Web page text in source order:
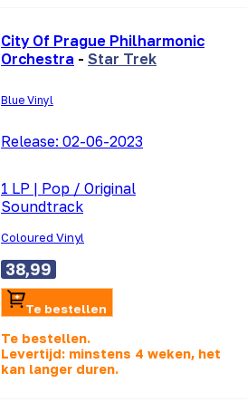
City Of Prague Philharmonic
Orchestra - Star Trek
Blue Vinyl
Release: 02-06-2023
1 LP | Pop / Original
Soundtrack
Coloured Vinyl
38,99
Te bestellen
Te bestellen.
Levertijd: minstens 4 weken, het
kan langer duren.